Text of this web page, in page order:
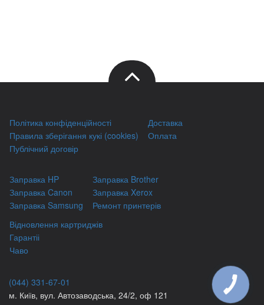
Політика конфіденційності
Правила зберігання кукі (cookies)
Публічний договір
Доставка
Оплата
Заправка HP
Заправка Canon
Заправка Samsung
Заправка Brother
Заправка Xerox
Ремонт принтерів
Відновлення картриджів
Гарантіі
Чаво
(044) 331-67-01
м. Київ, вул. Автозаводська, 24/2, оф 121
КНОПКА
ЗВ'ЯЗКУ